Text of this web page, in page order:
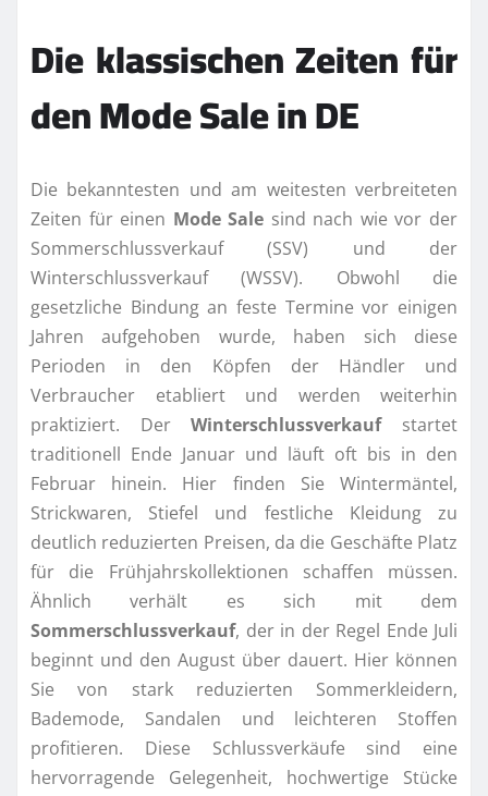
Die klassischen Zeiten für
den Mode Sale in DE
Die bekanntesten und am weitesten verbreiteten
Zeiten für einen Mode Sale sind nach wie vor der
Sommerschlussverkauf (SSV) und der
Winterschlussverkauf (WSSV). Obwohl die
gesetzliche Bindung an feste Termine vor einigen
Jahren aufgehoben wurde, haben sich diese
Perioden in den Köpfen der Händler und
Verbraucher etabliert und werden weiterhin
praktiziert. DerWinterschlussverkaufstartet
traditionell Ende Januar und läuft oft bis in den
Februar hinein. Hier finden Sie Wintermäntel,
Strickwaren, Stiefel und festliche Kleidung zu
deutlich reduzierten Preisen, da die Geschäfte Platz
für die Frühjahrskollektionen schaffen müssen.
Ähnlich verhält es sich mit dem
Sommerschlussverkauf, der in der Regel Ende Juli
beginnt und den August über dauert. Hier können
Sie von stark reduzierten Sommerkleidern,
Bademode, Sandalen und leichteren Stoffen
profitieren. Diese Schlussverkäufe sind eine
hervorragende Gelegenheit, hochwertige Stücke